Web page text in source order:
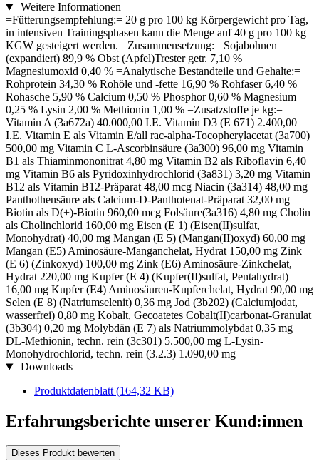
Weitere Informationen
=Fütterungsempfehlung:= 20 g pro 100 kg Körpergewicht pro Tag,
in intensiven Trainingsphasen kann die Menge auf 40 g pro 100 kg
KGW gesteigert werden. =Zusammensetzung:= Sojabohnen
(expandiert) 89,9 % Obst (Apfel)Trester getr. 7,10 %
Magnesiumoxid 0,40 % =Analytische Bestandteile und Gehalte:=
Rohprotein 34,30 % Rohöle und -fette 16,90 % Rohfaser 6,40 %
Rohasche 5,90 % Calcium 0,50 % Phosphor 0,60 % Magnesium
0,25 % Lysin 2,00 % Methionin 1,00 % =Zusatzstoffe je kg:=
Vitamin A (3a672a) 40.000,00 I.E. Vitamin D3 (E 671) 2.400,00
I.E. Vitamin E als Vitamin E/all rac-alpha-Tocopherylacetat (3a700)
500,00 mg Vitamin C L-Ascorbinsäure (3a300) 96,00 mg Vitamin
B1 als Thiaminmononitrat 4,80 mg Vitamin B2 als Riboflavin 6,40
mg Vitamin B6 als Pyridoxinhydrochlorid (3a831) 3,20 mg Vitamin
B12 als Vitamin B12-Präparat 48,00 mcg Niacin (3a314) 48,00 mg
Panthothensäure als Calcium-D-Panthotenat-Präparat 32,00 mg
Biotin als D(+)-Biotin 960,00 mcg Folsäure(3a316) 4,80 mg Cholin
als Cholinchlorid 160,00 mg Eisen (E 1) (Eisen(II)sulfat,
Monohydrat) 40,00 mg Mangan (E 5) (Mangan(II)oxyd) 60,00 mg
Mangan (E5) Aminosäure-Manganchelat, Hydrat 150,00 mg Zink
(E 6) (Zinkoxyd) 100,00 mg Zink (E6) Aminosäure-Zinkchelat,
Hydrat 220,00 mg Kupfer (E 4) (Kupfer(II)sulfat, Pentahydrat)
16,00 mg Kupfer (E4) Aminosäuren-Kupferchelat, Hydrat 90,00 mg
Selen (E 8) (Natriumselenit) 0,36 mg Jod (3b202) (Calciumjodat,
wasserfrei) 0,80 mg Kobalt, Gecoatetes Cobalt(II)carbonat-Granulat
(3b304) 0,20 mg Molybdän (E 7) als Natriummolybdat 0,35 mg
DL-Methionin, techn. rein (3c301) 5.500,00 mg L-Lysin-
Monohydrochlorid, techn. rein (3.2.3) 1.090,00 mg
Downloads
Produktdatenblatt (164,32 KB)
Erfahrungsberichte unserer Kund:innen
Dieses Produkt bewerten